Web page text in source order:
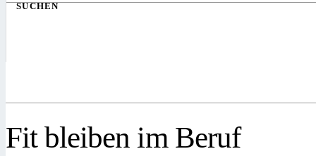
SUCHEN
Fit bleiben im Beruf